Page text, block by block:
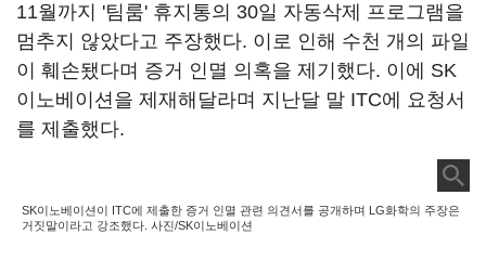
11월까지 '팀룸' 휴지통의 30일 자동삭제 프로그램을
멈추지 않았다고 주장했다. 이로 인해 수천 개의 파일
이 훼손됐다며 증거 인멸 의혹을 제기했다. 이에 SK
이노베이션을 제재해달라며 지난달 말 ITC에 요청서
를 제출했다.
SK이노베이션이 ITC에 제출한 증거 인멸 관련 의견서를 공개하며 LG화학의 주장은
거짓말이라고 강조했다. 사진/SK이노베이션